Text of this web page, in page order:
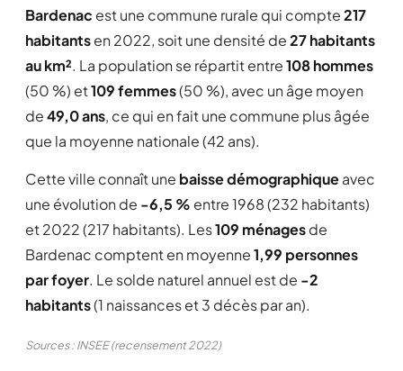
Bardenac est une commune rurale qui compte217
habitantsen 2022, soit une densité de27 habitants
au km². La population se répartit entre108 hommes
(50 %) et109 femmes(50 %), avec un âge moyen
de49,0 ans, ce qui en fait une commune plus âgée
que la moyenne nationale (42 ans).
Cette ville connaît une baisse démographiqueavec
une évolution de -6,5 % entre 1968 (232 habitants)
et 2022 (217 habitants). Les109 ménagesde
Bardenac comptent en moyenne1,99 personnes
par foyer. Le solde naturel annuel est de -2
habitants(1 naissances et 3 décès par an).
Sources : INSEE (recensement 2022)